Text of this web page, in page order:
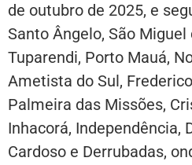
de outubro de 2025, e
Santo Ângelo, São Miguel
Tuparendi, Porto Mauá,
Ametista do Sul,
Palmeira das Missões,
Inhacorá, Independência,
Cardoso e Derrubadas,